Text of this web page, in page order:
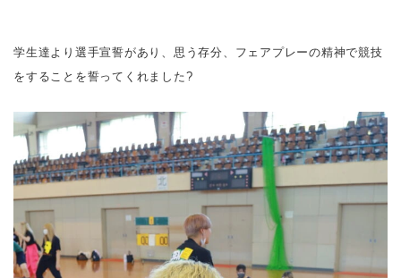
学生達より選手宣誓があり、思う存分、フェアプレーの精神で競技
をすることを誓ってくれました?